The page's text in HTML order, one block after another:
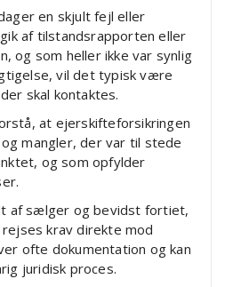
en skjult fejl eller
af tilstandsrapporten eller
og som heller ikke var synlig
vil det typisk være
skal kontaktes.
at ejerskifteforsikringen
mangler, der var til stede
og som opfylder
af sælger og bevidst fortiet,
krav direkte mod
ofte dokumentation og kan
juridisk proces.